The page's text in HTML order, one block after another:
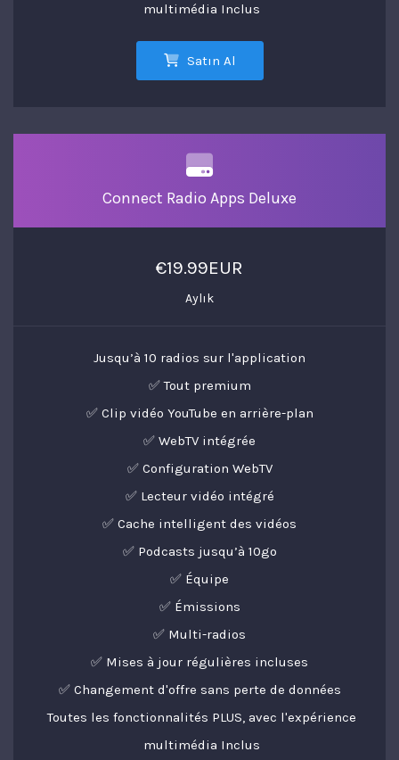
multimédia Inclus
Satın Al
Connect Radio Apps Deluxe
€19.99EUR
Aylık
Jusqu’à 10 radios sur l'application
✅ Tout premium
✅ Clip vidéo YouTube en arrière-plan
✅ WebTV intégrée
✅ Configuration WebTV
✅ Lecteur vidéo intégré
✅ Cache intelligent des vidéos
✅ Podcasts jusqu’à 10go
✅ Équipe
✅ Émissions
✅ Multi-radios
✅ Mises à jour régulières incluses
✅ Changement d'offre sans perte de données
Toutes les fonctionnalités PLUS, avec l'expérience
multimédia Inclus